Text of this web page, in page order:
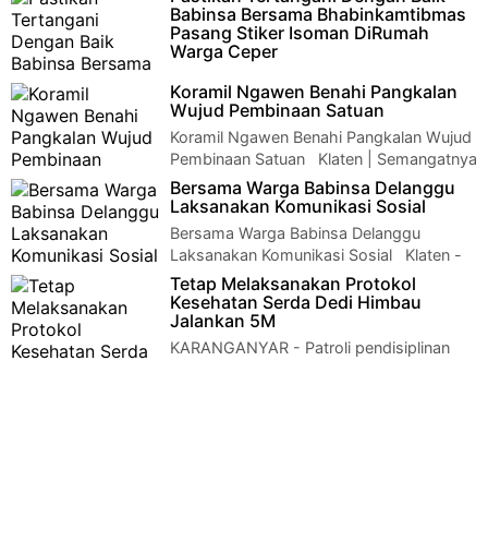
Laksanakan Patroli Malam Klaten - Koramil 15/Polan…
Babinsa Bersama Bhabinkamtibmas
Pasang Stiker Isoman DiRumah
Warga Ceper
Bersama Bhabinkamtibmas Pasang Stiker Isoman Di Rumah
Warga Ceper Klat…
Koramil Ngawen Benahi Pangkalan
Wujud Pembinaan Satuan
Koramil Ngawen Benahi Pangkalan Wujud
Pembinaan Satuan Klaten | Semangatnya
anggota Koramil 08 Ngawen Kodim 07…Bersama Warga Babinsa Delanggu
Laksanakan Komunikasi Sosial
Bersama Warga Babinsa Delanggu
Laksanakan Komunikasi Sosial Klaten -
komunikasi sosial merupakan sarana untuk …
Tetap Melaksanakan Protokol
Kesehatan Serda Dedi Himbau
Jalankan 5M
KARANGANYAR - Patroli pendisiplinan